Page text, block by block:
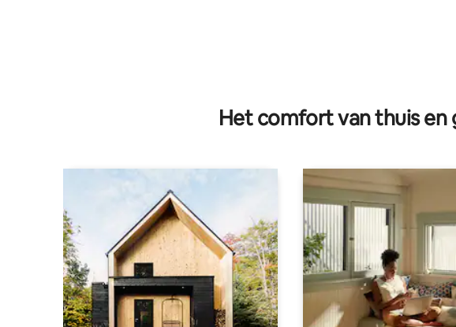
Het comfort van thuis